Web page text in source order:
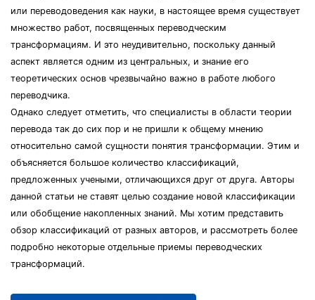
или переводоведения как науки, в настоящее время существует
множество работ, посвященных переводческим
трансформациям. И это неудивительно, поскольку данный
аспект является одним из центральных, и знание его
теоретических основ чрезвычайно важно в работе любого
переводчика.
Однако следует отметить, что специалисты в области теории
перевода так до сих пор и не пришли к общему мнению
относительно самой сущности понятия трансформации. Этим и
объясняется большое количество классификаций,
предложенных учеными, отличающихся друг от друга. Авторы
данной статьи не ставят целью создание новой классификации
или обобщение накопленных знаний. Мы хотим представить
обзор классификаций от разных авторов, и рассмотреть более
подробно некоторые отдельные приемы переводческих
трансформаций.